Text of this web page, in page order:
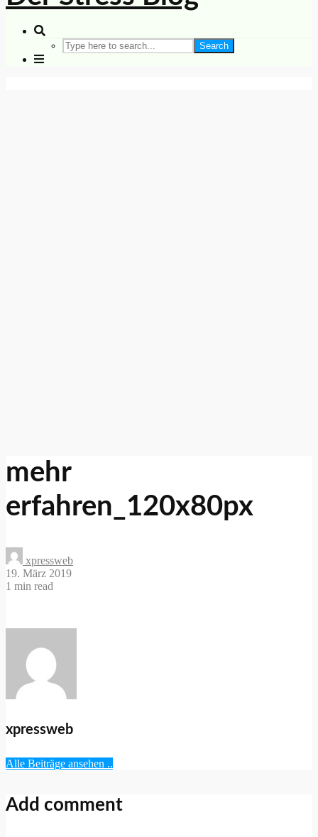
Search
mehr
erfahren_120x80px
xpressweb
19. März 2019
1 min read
xpressweb
Alle Beiträge ansehen ..
Add comment